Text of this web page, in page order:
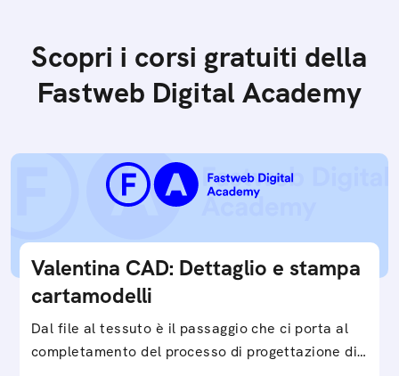
Scopri i corsi gratuiti della
Fastweb Digital Academy
Valentina CAD: Dettaglio e stampa
cartamodelli
Dal file al tessuto è il passaggio che ci porta al
completamento del processo di progettazione di